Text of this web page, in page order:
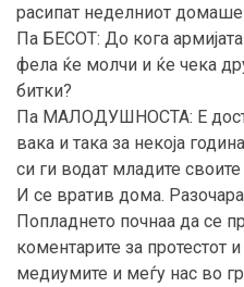
расипат неделниот
Па БЕСОТ: До кога
фела ќе молчи и ќе чека
битки?
Па МАЛОДУШНОСТА: Е
вака и така за некоја
си ги водат младите своите
И се вратив дома.
Попладнето почнаа да се
коментарите за протестот
медиумите и меѓу нас во